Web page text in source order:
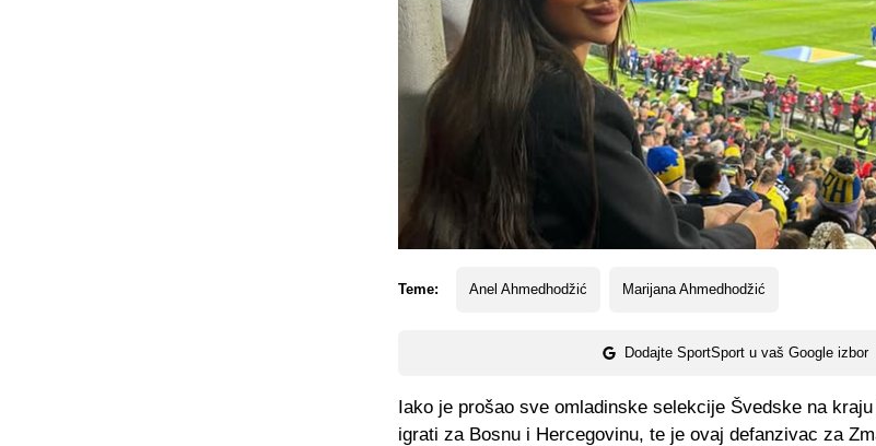
Teme: Anel Ahmedhodžić Marijana Ahmedhodžić
Dodajte SportSport u vaš Google izbor
Iako je prošao sve omladinske selekcije Švedske na
igrati za Bosnu i Hercegovinu, te je ovaj defanzivac za